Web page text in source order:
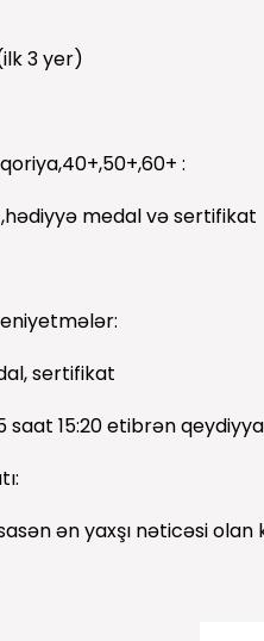
3 yer)
:
medal və sertifikat
sertifikat
saat 15:20 etibrən
ən yaxşı nəticəsi olan